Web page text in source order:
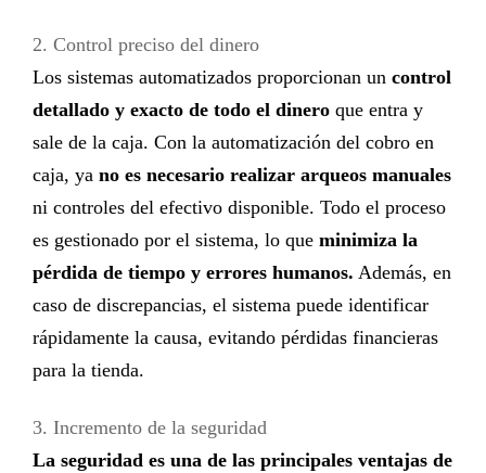
2. Control preciso del dinero
Los sistemas automatizados proporcionan un control
detallado y exacto de todo el dinero que entra y
sale de la caja. Con la automatización del cobro en
caja, ya no es necesario realizar arqueos manuales
ni controles del efectivo disponible. Todo el proceso
es gestionado por el sistema, lo que minimiza la
pérdida de tiempo y errores humanos. Además, en
caso de discrepancias, el sistema puede identificar
rápidamente la causa, evitando pérdidas financieras
para la tienda.
3. Incremento de la seguridad
La seguridad es una de las principales ventajas de